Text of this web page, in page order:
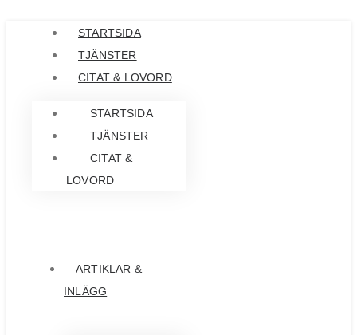
innehåll
STARTSIDA
TJÄNSTER
CITAT & LOVORD
STARTSIDA
TJÄNSTER
CITAT &
LOVORD
ARTIKLAR &
INLÄGG